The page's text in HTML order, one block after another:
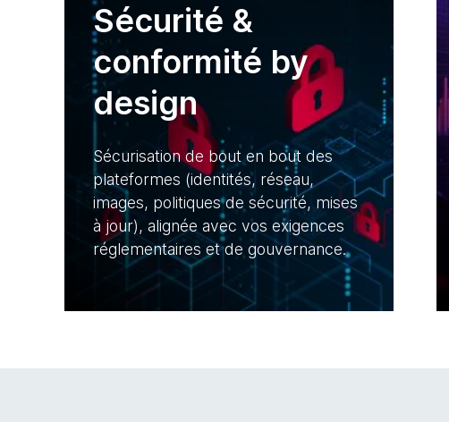
Sécurité &
conformité by
design
Sécurisation de bout en bout des
plateformes (identités, réseau,
images, politiques de sécurité, mises
à jour), alignée avec vos exigences
réglementaires et de gouvernance.